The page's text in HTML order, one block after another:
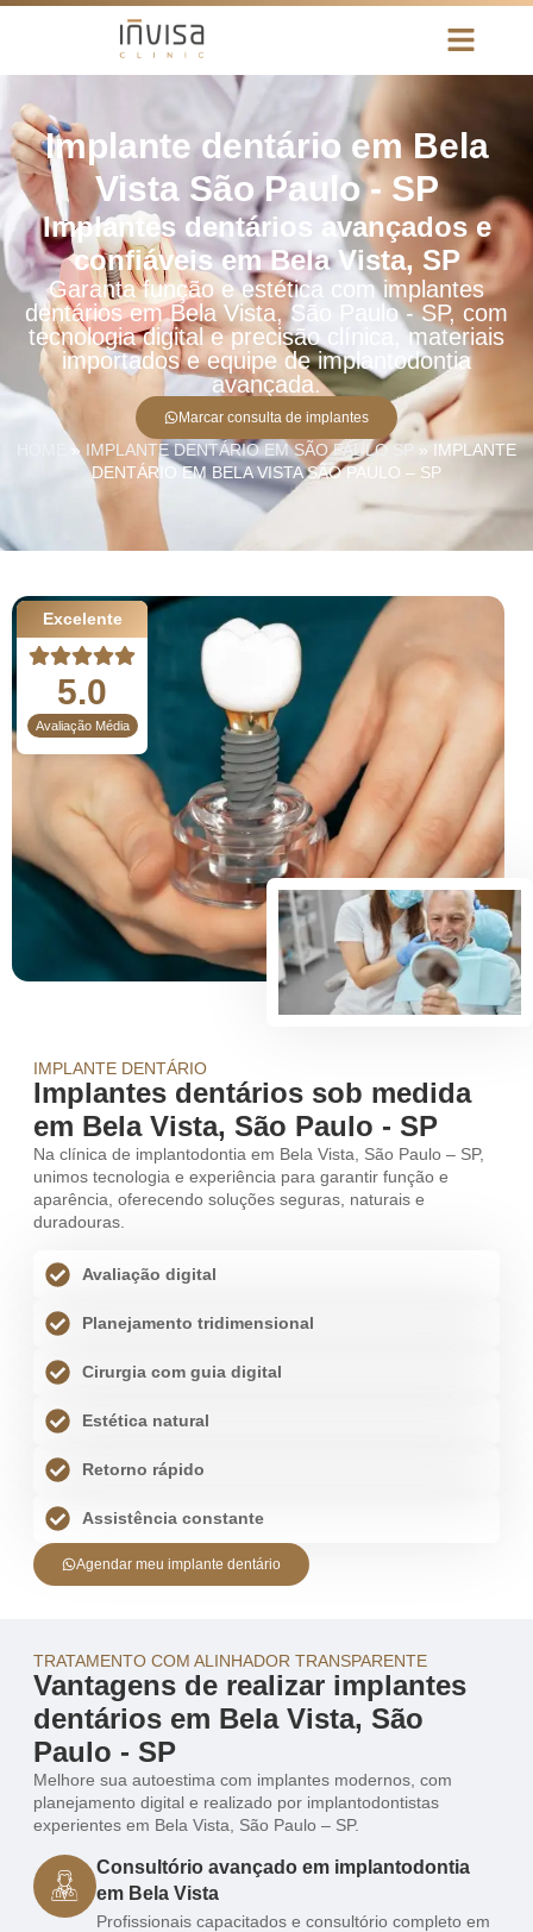
Implante dentário em Bela
Vista São Paulo - SP
Implantes dentários avançados e
confiáveis em Bela Vista, SP
Garanta função e estética com implantes
dentários em Bela Vista, São Paulo - SP, com
tecnologia digital e precisão clínica, materiais
importados e equipe de implantodontia
avançada.
Marcar consulta de implantes
» IMPLANTE DENTÁRIO EM SÃO PAULO SP » IMPLANTE
DENTÁRIO EM BELA VISTA SÃO PAULO – SP
Excelente
5.0
Avaliação Média
IMPLANTE DENTÁRIO
Implantes dentários sob medida
em Bela Vista, São Paulo - SP
Na clínica de implantodontia em Bela Vista, São Paulo – SP,
unimos tecnologia e experiência para garantir função e
aparência, oferecendo soluções seguras, naturais e
duradouras.
Avaliação digital
Planejamento tridimensional
Cirurgia com guia digital
Estética natural
Retorno rápido
Assistência constante
Agendar meu implante dentário
TRATAMENTO COM ALINHADOR TRANSPARENTE
Vantagens de realizar implantes
dentários em Bela Vista, São
Paulo - SP
Melhore sua autoestima com implantes modernos, com
planejamento digital e realizado por implantodontistas
experientes em Bela Vista, São Paulo – SP.
Consultório avançado em implantodontia
em Bela Vista
Profissionais capacitados e consultório completo em